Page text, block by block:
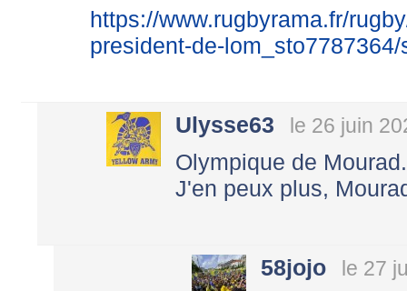
https://www.rugbyrama.fr/
president-de-
Ulysse63 le 26 juin
Olympique de
J'en peux plus,
58jojo le 27